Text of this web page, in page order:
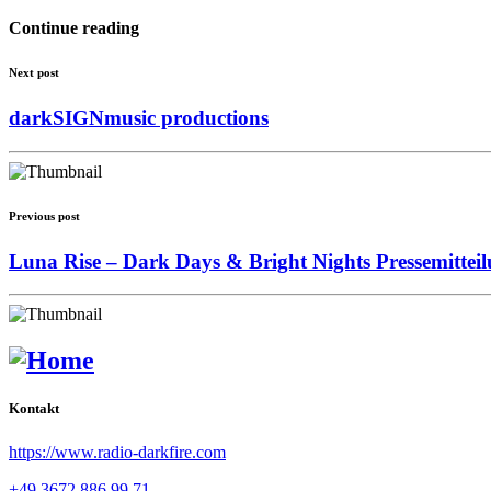
Continue reading
Next post
darkSIGNmusic productions
Previous post
Luna Rise – Dark Days & Bright Nights
Kontakt
https://www.radio-darkfire.com